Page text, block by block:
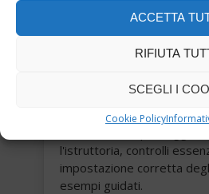
ACCETTA
RIFIUTA
SCEGLI I
Cookie Policy
Nel primo video insieme a
approfondiremo le
impatto sulla progressione
Nel secondo video
cornice normativa
l'istruttoria, controlli
impostazione corretta
esempi guidati.